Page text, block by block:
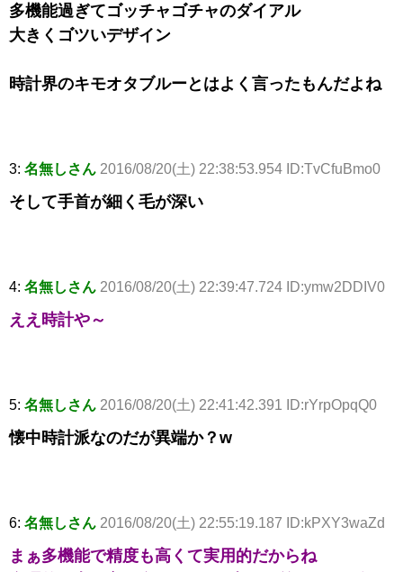
多機能過ぎてゴッチャゴチャのダイアル
大きくゴツいデザイン
時計界のキモオタブルーとはよく言ったもんだよね
3: 名無しさん 2016/08/20(土) 22:38:53.954 ID:TvCfuBmo0
そして手首が細く毛が深い
4: 名無しさん 2016/08/20(土) 22:39:47.724 ID:ymw2DDIV0
ええ時計や～
5: 名無しさん 2016/08/20(土) 22:41:42.391 ID:rYrpOpqQ0
懐中時計派なのだが異端か？w
6: 名無しさん 2016/08/20(土) 22:55:19.187 ID:kPXY3waZd
まぁ多機能で精度も高くて実用的だからね